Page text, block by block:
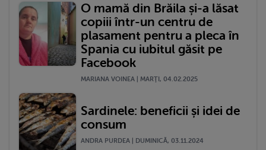
O mamă din Brăila și-a lăsat
copiii într-un centru de
plasament pentru a pleca în
Spania cu iubitul găsit pe
Facebook
MARIANA VOINEA | MARŢI, 04.02.2025
Sardinele: beneficii și idei de
consum
ANDRA PURDEA | DUMINICĂ, 03.11.2024